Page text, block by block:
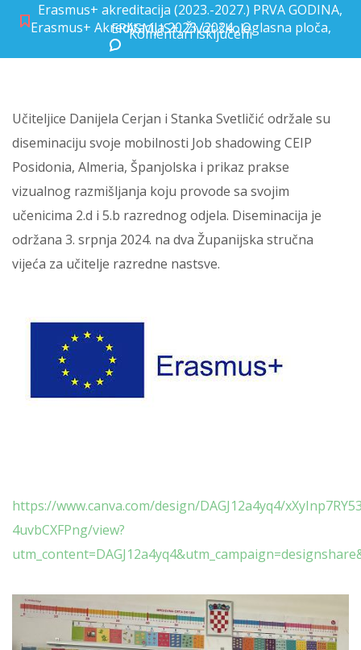
Erasmus+ akreditacija (2023.-2027.) PRVA GODINA,
Erasmus+ Akreditacija 2023./2024.,Oglasna ploča,
ERASMUS+,Život škole
Komentari isključeniza Diseminacija Erasmus+ projekta na Županijskim vijećima za učitelje razredne nastave
Učiteljice Danijela Cerjan i Stanka Svetličić održale su
diseminaciju svoje mobilnosti Job shadowing CEIP
Posidonia, Almeria, Španjolska i prikaz prakse
vizualnog razmišljanja koju provode sa svojim
učenicima 2.d i 5.b razrednog odjela. Diseminacija je
održana 3. srpnja 2024. na dva Županijska stručna
vijeća za učitelje razredne nastsve.
https://www.canva.com/design/DAGJ12a4yq4/
4uvbCXFPng/view?